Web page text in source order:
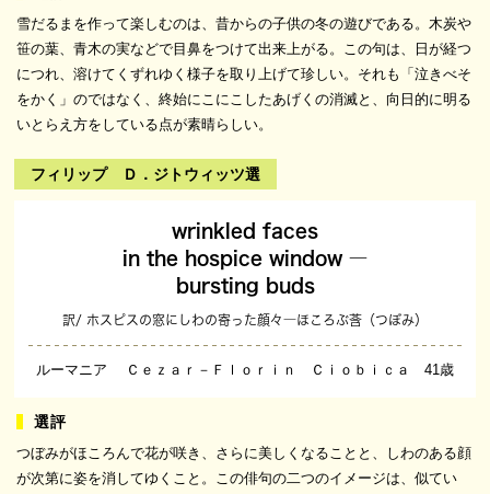
雪だるまを作って楽しむのは、昔からの子供の冬の遊びである。木炭や
笹の葉、青木の実などで目鼻をつけて出来上がる。この句は、日が経つ
につれ、溶けてくずれゆく様子を取り上げて珍しい。それも「泣きべそ
をかく」のではなく、終始にこにこしたあげくの消滅と、向日的に明る
いとらえ方をしている点が素晴らしい。
フィリップ Ｄ．ジトウィッツ選
wrinkled faces
in the hospice window ―
bursting buds
訳/ ホスピスの窓にしわの寄った顔々―ほころぶ莟（つぼみ）
ルーマニア Ｃｅｚａｒ－Ｆｌｏｒｉｎ Ｃｉｏｂｉｃａ 41歳
つぼみがほころんで花が咲き、さらに美しくなることと、しわのある顔
が次第に姿を消してゆくこと。この俳句の二つのイメージは、似てい